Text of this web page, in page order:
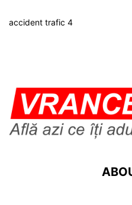
accident trafic 4